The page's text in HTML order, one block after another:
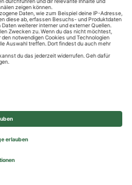
All rights reserved